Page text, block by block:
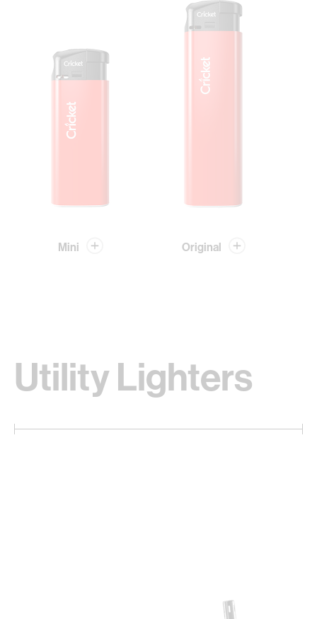
Mini Original
Utility Lighters